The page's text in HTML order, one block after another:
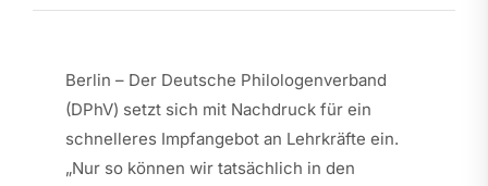
Berlin – Der Deutsche Philologenverband
(DPhV) setzt sich mit Nachdruck für ein
schnelleres Impfangebot an Lehrkräfte ein.
„Nur so können wir tatsächlich in den